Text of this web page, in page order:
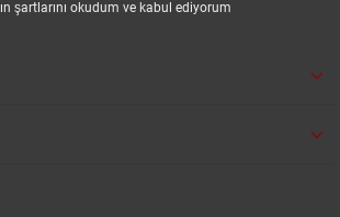
ın şartlarını okudum ve kabul ediyorum